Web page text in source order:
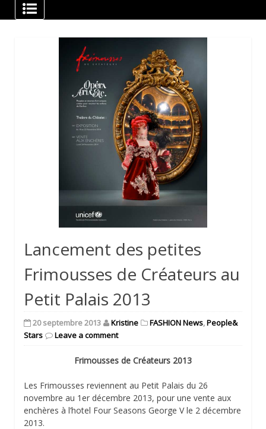
Lancement des petites
Frimousses de Créateurs au
Petit Palais 2013
20 septembre 2013 Kristine FASHION News,People&
Stars
Leave a comment
Frimousses de Créateurs 2013
Les Frimousses reviennent au Petit Palais du 26
novembre au 1er décembre 2013, pour une vente aux
enchères à l’hotel Four Seasons George V le 2 décembre
2013.